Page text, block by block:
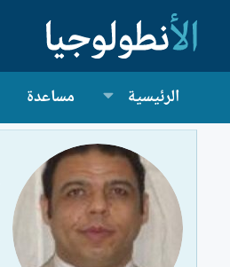
الرئيسية مساعدة